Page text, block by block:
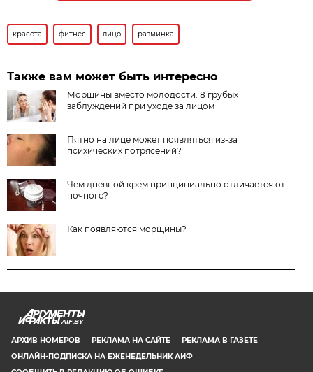
красота фитнес лицо разминка
Также вам может быть интересно
Морщины вместо молодости. 8 грубых
заблуждений при уходе за лицом
Пятно на лице может появляться из-за
психических потрясений?
Чем дневной крем принципиально отличается от
ночного?
Как появляются морщины?
AIF.BY
АРХИВ НОМЕРОВ РЕКЛАМА НА САЙТЕ
РЕКЛАМА В ГАЗЕТЕ
ОНЛАЙН-ПОДПИСКА НА ЕЖЕНЕДЕЛЬНИК АИФ